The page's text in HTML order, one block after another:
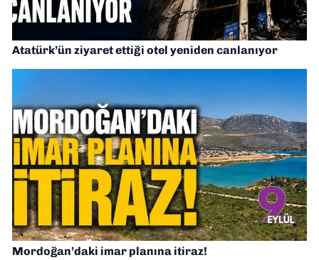
Atatürk’ün ziyaret ettiği otel yeniden canlanıyor
Mordoğan’daki imar planına itiraz!